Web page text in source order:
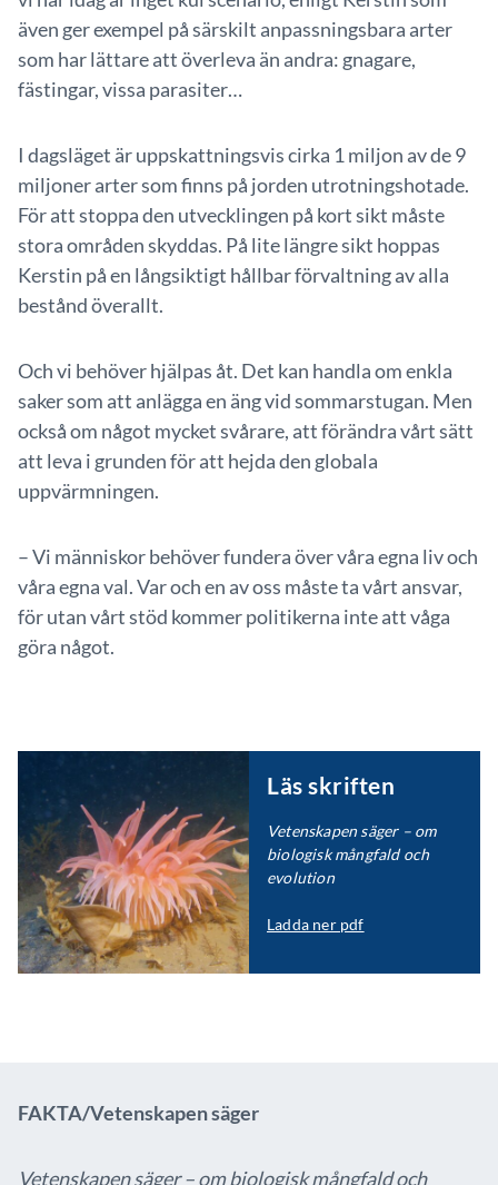
även ger exempel på särskilt anpassningsbara arter
som har lättare att överleva än andra: gnagare,
fästingar, vissa parasiter…
I dagsläget är uppskattningsvis cirka 1 miljon av de 9
miljoner arter som finns på jorden utrotningshotade.
För att stoppa den utvecklingen på kort sikt måste
stora områden skyddas. På lite längre sikt hoppas
Kerstin på en långsiktigt hållbar förvaltning av alla
bestånd överallt.
Och vi behöver hjälpas åt. Det kan handla om enkla
saker som att anlägga en äng vid sommarstugan. Men
också om något mycket svårare, att förändra vårt sätt
att leva i grunden för att hejda den globala
uppvärmningen.
– Vi människor behöver fundera över våra egna liv och
våra egna val. Var och en av oss måste ta vårt ansvar,
för utan vårt stöd kommer politikerna inte att våga
göra något.
Läs skriften
Vetenskapen säger – om
biologisk mångfald och
evolution
Ladda ner pdf
FAKTA/Vetenskapen säger
Vetenskapen säger – om biologisk mångfald och